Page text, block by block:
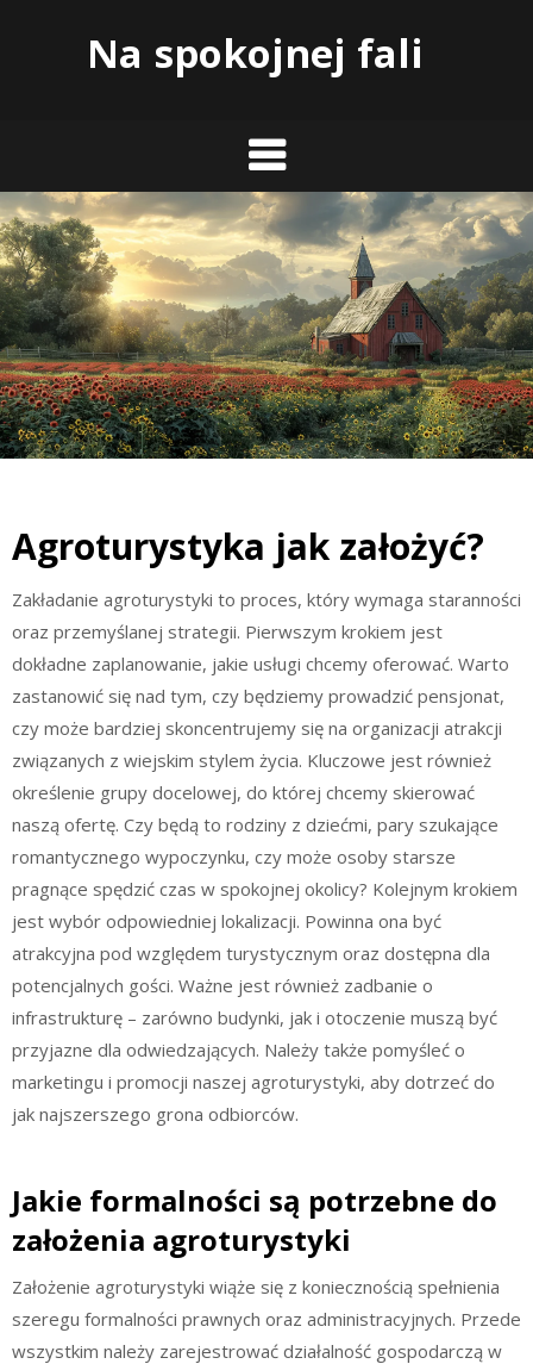
Na spokojnej fali
Agroturystyka jak założyć?
Zakładanie agroturystyki to proces, który wymaga staranności
oraz przemyślanej strategii. Pierwszym krokiem jest
dokładne zaplanowanie, jakie usługi chcemy oferować. Warto
zastanowić się nad tym, czy będziemy prowadzić pensjonat,
czy może bardziej skoncentrujemy się na organizacji atrakcji
związanych z wiejskim stylem życia. Kluczowe jest również
określenie grupy docelowej, do której chcemy skierować
naszą ofertę. Czy będą to rodziny z dziećmi, pary szukające
romantycznego wypoczynku, czy może osoby starsze
pragnące spędzić czas w spokojnej okolicy? Kolejnym krokiem
jest wybór odpowiedniej lokalizacji. Powinna ona być
atrakcyjna pod względem turystycznym oraz dostępna dla
potencjalnych gości. Ważne jest również zadbanie o
infrastrukturę – zarówno budynki, jak i otoczenie muszą być
przyjazne dla odwiedzających. Należy także pomyśleć o
marketingu i promocji naszej agroturystyki, aby dotrzeć do
jak najszerszego grona odbiorców.
Jakie formalności są potrzebne do
założenia agroturystyki
Założenie agroturystyki wiąże się z koniecznością spełnienia
szeregu formalności prawnych oraz administracyjnych. Przede
wszystkim należy zarejestrować działalność gospodarczą w